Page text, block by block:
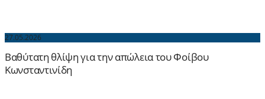
27.05.2026
Βαθύτατη θλίψη για την απώλεια του Φοίβου
Κωνσταντινίδη